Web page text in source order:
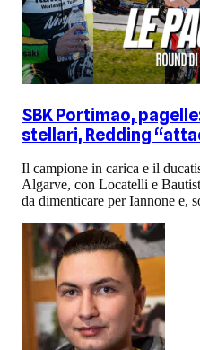
SBK Portimao,
stellari, Redding
Il campione in carica e il
Algarve, con Locatelli e
da dimenticare per Iannone e,